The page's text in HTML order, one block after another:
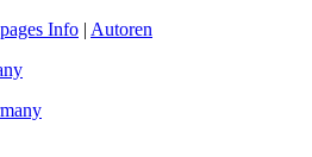
Info | Autoren